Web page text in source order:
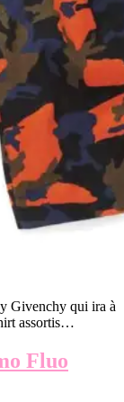
Givenchy qui ira à
assortis…
Fluo